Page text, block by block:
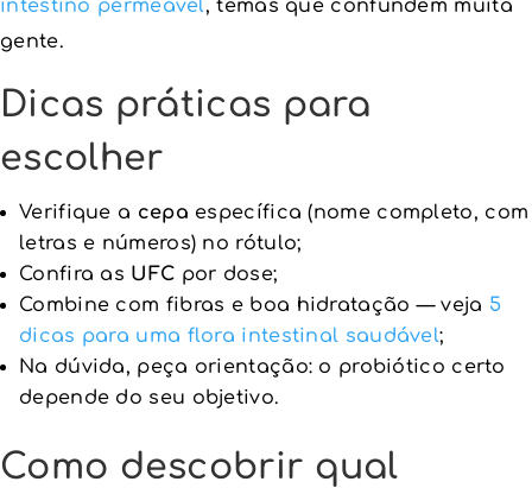
intestino permeável, temas que confundem muita
gente.
Dicas práticas para
escolher
Verifique a cepa específica (nome completo, com
letras e números) no rótulo;
Confira as UFC por dose;
Combine com fibras e boa hidratação — veja 5
dicas para uma flora intestinal saudável;
Na dúvida, peça orientação: o probiótico certo
depende do seu objetivo.
Como descobrir qual